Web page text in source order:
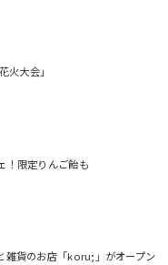
火大会」
！限定りんご飴も
雑貨のお店「koru;」がオープン